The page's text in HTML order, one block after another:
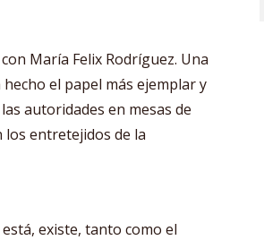
María Felix Rodríguez. Una
el papel más ejemplar y
autoridades en mesas de
entretejidos de la
existe, tanto como el